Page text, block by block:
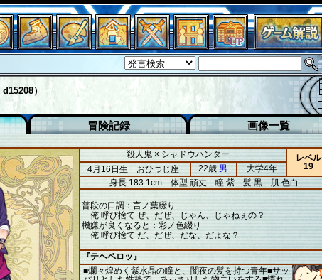
）
冒険記録 画像一覧
殺人鬼 × シャドウハンター
レベル
19
4月16日生 おひつじ座 22歳 男
大学4年
身長:183.1cm 体型:頑丈 瞳:紫 髪:黒 肌:色白
普段の口調：言ノ葉綴り
俺 呼び捨て ぜ、だぜ、じゃん、じゃねぇの？
機嫌が良くなると：彩ノ色綴り
俺 呼び捨て だ、だぜ、だな、だよな？
『テヘペロッ』
■爛々煌めく紫水晶の瞳と、闇夜の髪を持つ青年■サッ